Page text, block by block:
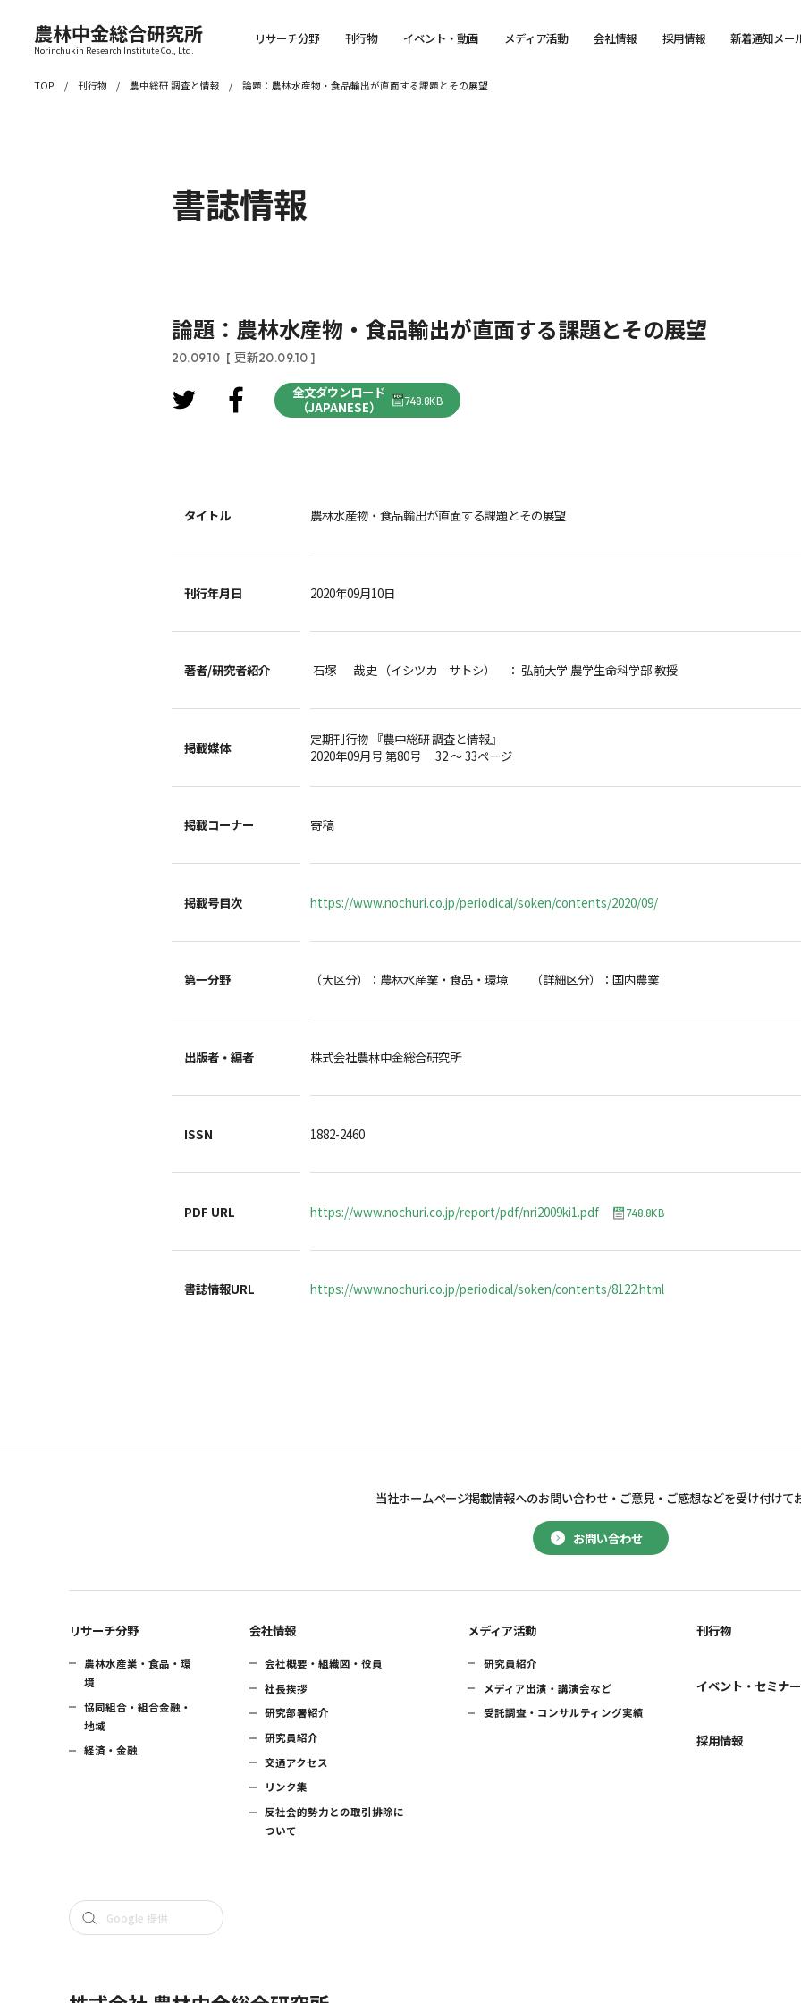
農林中金総合研究所
Norinchukin Research Institute Co., Ltd.
リサーチ分野 刊行物 イベント・動画 メディア活動 会社情報 採用情報 新着通知メー
TOP 刊行物 農中総研 調査と情報 論題：農林水産物・食品輸出が直面する課題とその展望
書誌情報
論題：農林水産物・食品輸出が直面する課題とその展望
20.09.10 [ 更新20.09.10 ]
全文ダウンロード
（JAPANESE）
748.8KB
タイトル 農林水産物・食品輸出が直面する課題とその展望
刊行年月日 2020年09月10日
著者/研究者紹介 石塚 哉史 （イシツカ サトシ） ： 弘前大学 農学生命科学部 教授
掲載媒体
定期刊行物 『農中総研 調査と情報』
2020年09月号 第80号 32 ～ 33ページ
掲載コーナー 寄稿
掲載号目次 https://www.nochuri.co.jp/periodical/soken/contents/2020/09/
第一分野 （大区分）：農林水産業・食品・環境 （詳細区分）：国内農業
出版者・編者 株式会社農林中金総合研究所
ISSN 1882-2460
PDF URL https://www.nochuri.co.jp/report/pdf/nri2009ki1.pdf 748.8KB
書誌情報URL https://www.nochuri.co.jp/periodical/soken/contents/8122.html
お問い合わせ
当社ホームページ掲載情報へのお問い合わせ・ ご意見・ご感想などを受け付けて
リサーチ分野
農林水産業・食品・環
境
協同組合・組合金融・
地域
経済・金融
会社情報
会社概要・組織図・役員
社長挨拶
研究部署紹介
研究員紹介
交通アクセス
リンク集
反社会的勢力との取引排除に
ついて
メディア活動
研究員紹介
メディア出演・講演会など
受託調査・コンサルティング実績
刊行物
イベント・セミナー
採用情報